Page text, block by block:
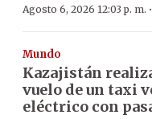
Agosto 6, 2026 12:03 p. m. ·
Mundo
Kazajistán
vuelo de un taxi
eléctrico con